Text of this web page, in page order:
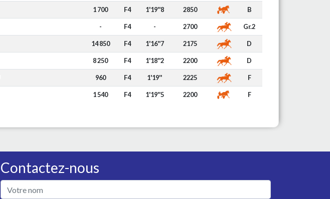
1 700 F4 1'19''8 2850 B
- F4 - 2700 Gr.2
14 850 F4 1'16''7 2175 D
8 250 F4 1'18''2 2200 D
960 F4 1'19'' 2225 F
1 540 F4 1'19''5 2200 F
Contactez-nous